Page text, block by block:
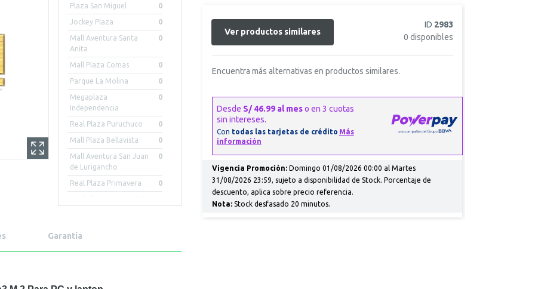
Plaza San Miguel 0
Jockey Plaza 0
Mall Aventura Santa
Anita
0
Mall Plaza Comas 0
Parque La Molina 0
Megaplaza
Independencia
0
Real Plaza Puruchuco 0
Mall Plaza Bellavista 0
Mall Aventura San Juan
de Lurigancho
0
Real Plaza Primavera 0
Real Plaza Centro Civico
Mall Plaza Arequipa -
Porongoche
Garantía
Ver productos similares
ID 2983
0disponibles
Encuentra más alternativas en productos similares.
Vigencia Promoción:Domingo 01/08/2026 00:00 al Martes
31/08/2026 23:59, sujeto a disponibilidad de Stock. Porcentaje de
descuento, aplica sobre precio referencia.
Nota:Stock desfasado 20 minutos.